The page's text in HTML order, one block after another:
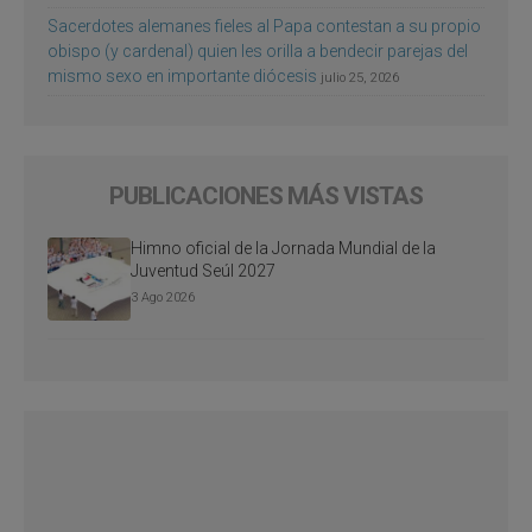
Sacerdotes alemanes fieles al Papa contestan a su propio
obispo (y cardenal) quien les orilla a bendecir parejas del
mismo sexo en importante diócesis julio 25, 2026
PUBLICACIONES MÁS VISTAS
Himno oficial de la Jornada Mundial de la
Juventud Seúl 2027
3 Ago 2026